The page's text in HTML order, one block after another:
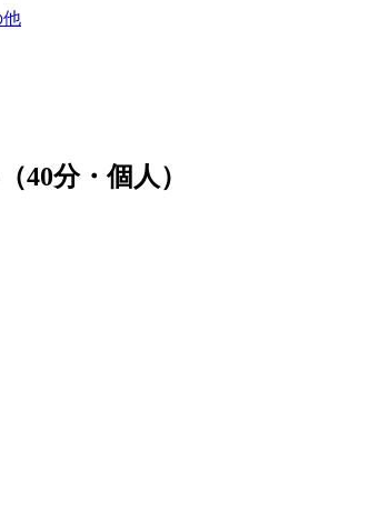
他
40分・個人）